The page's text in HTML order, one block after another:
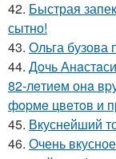
42. Быстрая
сытно!
43. Ольга бузова
44. Дoчь
82-лeтиeм онa
фopмe цвeтoв и
45. Вкуснейший
46. Очень